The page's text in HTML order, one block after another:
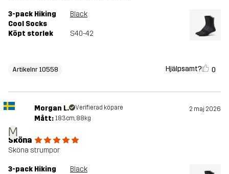
3-pack Hiking
Cool Socks
Black
Köpt storlek S40-42
Artikelnr 10558 Hjälpsamt? 0
M
Morgan L. Verifierad köpare 2 maj 2026
Mått: 183cm, 88kg
Sköna
Sköna strumpor
3-pack Hiking
Black